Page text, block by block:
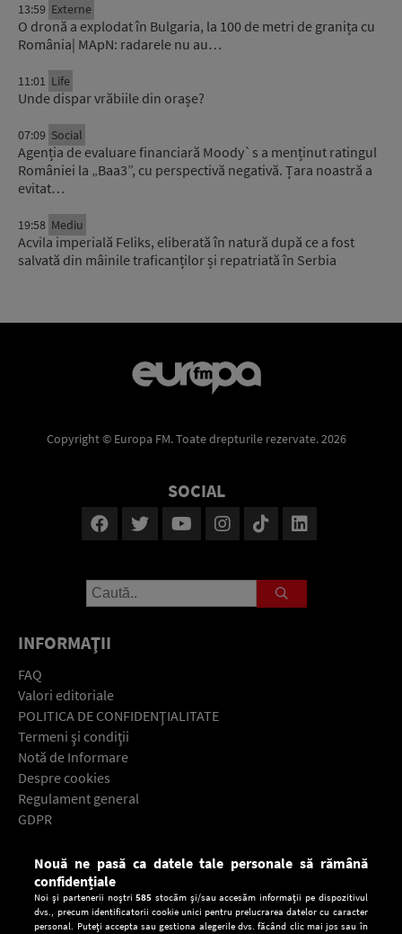
13:59 Externe
O dronă a explodat în Bulgaria, la 100 de metri de granița cu
România| MApN: radarele nu au…
11:01 Life
Unde dispar vrăbiile din orașe?
07:09 Social
Agenția de evaluare financiară Moody`s a menținut ratingul
României la „Baa3”, cu perspectivă negativă. Țara noastră a
evitat…
19:58 Mediu
Acvila imperială Feliks, eliberată în natură după ce a fost
salvată din mâinile traficanților și repatriată în Serbia
Copyright © Europa FM. Toate drepturile rezervate. 2026
SOCIAL
INFORMAŢII
FAQ
Valori editoriale
POLITICA DE CONFIDENŢIALITATE
Termeni şi condiţii
Notă de Informare
Despre cookies
Regulament general
GDPR
Descarcă gratuit aplicaţia Europa FM pentru smartphone:
Nouă ne pasă ca datele tale personale să rămână
confidențiale
Noi și partenerii noștri585 stocăm și/sau accesăm informații pe dispozitivul
dvs., precum identificatorii cookie unici pentru prelucrarea datelor cu caracter
personal. Puteți accepta sau gestiona alegerile dvs. făcând clic mai jos sau în